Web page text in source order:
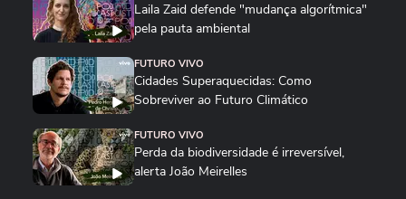
Laila Zaid defende "mudança algorítmica"
pela pauta ambiental
FUTURO VIVO
Cidades Superaquecidas: Como
Sobreviver ao Futuro Climático
FUTURO VIVO
Perda da biodiversidade é irreversível,
alerta João Meirelles